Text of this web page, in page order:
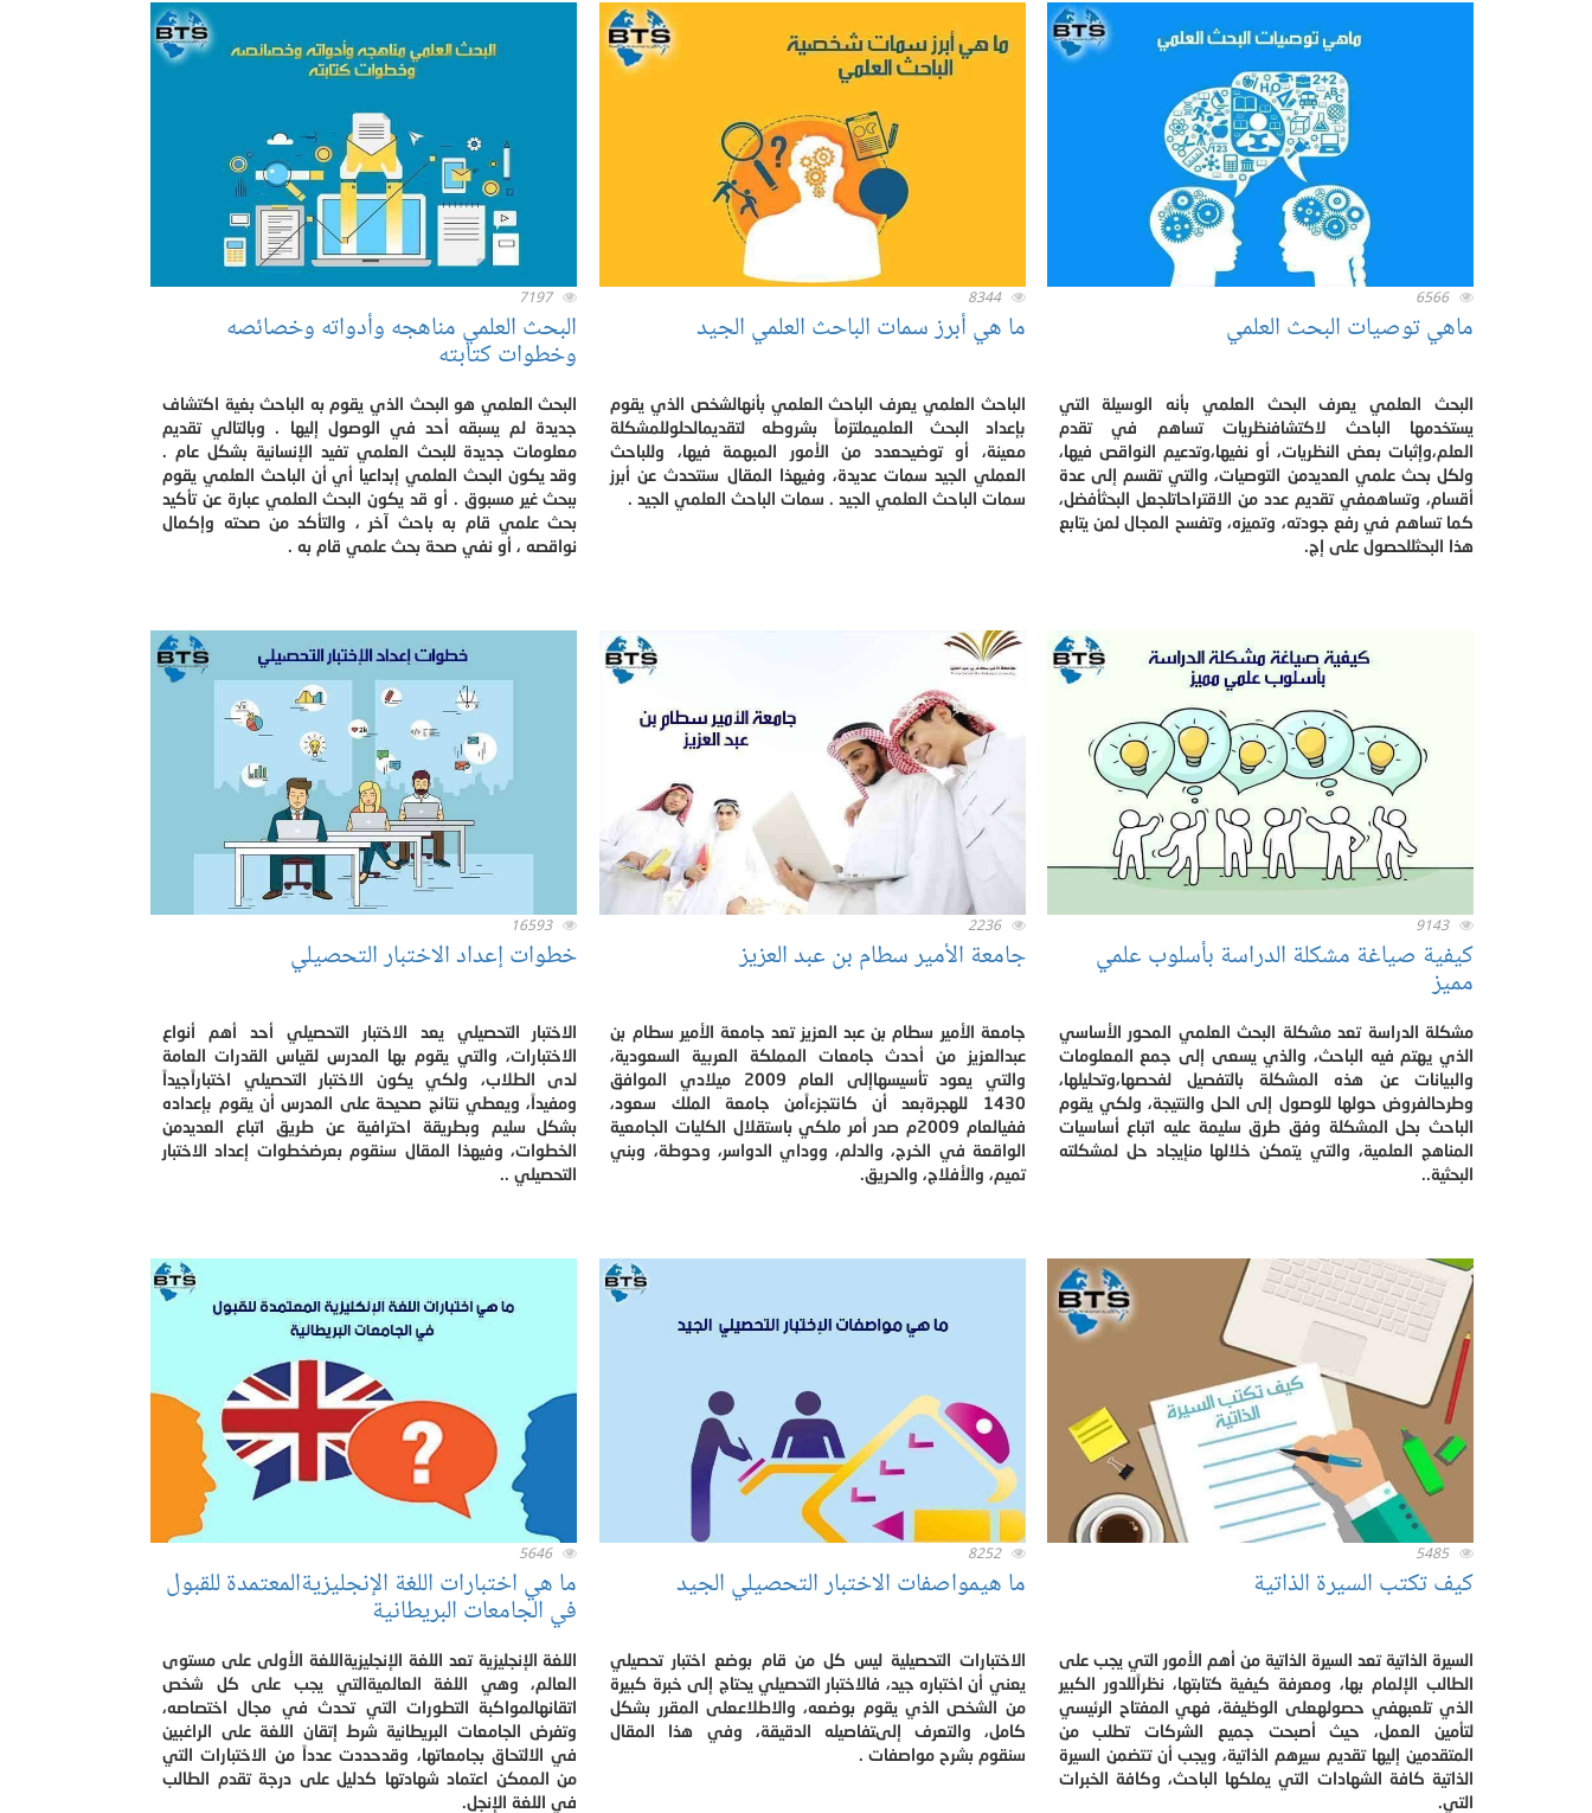
6566
ماهي توصيات البحث العلمي
البحث العلمي يعرف البحث العلمي بأنه الوسيلة التي
يستخدمها الباحث لاكتشافنظريات تساهم في تقدم
العلم،وإثبات بعض النظريات، أو نفيها،وتدعيم النواقص فيها،
ولكل بحث علمي العديدمن التوصيات، والتي تقسم إلى عدة
أقسام، وتساهمفي تقديم عدد من الاقتراحاتلجعل البحثأفضل،
كما تساهم في رفع جودته، وتميزه، وتفسح المجال لمن يتابع
هذا البحثللحصول على إج.
8344
ما هي أبرز سمات الباحث العلمي الجيد
الباحث العلمي يعرف الباحث العلمي بأنهالشخص الذي يقوم
بإعداد البحث العلميملتزماً بشروطه لتقديمالحلوللمشكلة
معينة، أو توضيحعدد من الأمور المبهمة فيها، وللباحث
العملي الجيد سمات عديدة، وفيهذا المقال سنتحدث عن أبرز
سمات الباحث العلمي الجيد . سمات الباحث العلمي الجيد .
7197
البحث العلمي مناهجه وأدواته وخصائصه
وخطوات كتابته
البحث العلمي هو البحث الذي يقوم به الباحث بغية اكتشاف
جديدة لم يسبقه أحد في الوصول إليها . وبالتالي تقديم
معلومات جديدة للبحث العلمي تفيد الإنسانية بشكل عام .
وقد يكون البحث العلمي إبداعيا أي أن الباحث العلمي يقوم
ببحث غير مسبوق . أو قد يكون البحث العلمي عبارة عن تأكيد
بحث علمي قام به باحث آخر ، والتأكد من صحته وإكمال
نواقصه ، أو نفي صحة بحث علمي قام به .
9143
كيفية صياغة مشكلة الدراسة بأسلوب علمي
مميز
مشكلة الدراسة تعد مشكلة البحث العلمي المحور الأساسي
الذي يهتم فيه الباحث، والذي يسعى إلى جمع المعلومات
والبيانات عن هذه المشكلة بالتفصيل لفحصها،وتحليلها،
وطرحالفروض حولها للوصول إلى الحل والنتيجة، ولكي يقوم
الباحث بحل المشكلة وفق طرق سليمة عليه اتباع أساسيات
المناهج العلمية، والتي يتمكن خلالها منإيجاد حل لمشكلته
البحثية..
2236
جامعة الأمير سطام بن عبد العزيز
جامعة الأمير سطام بن عبد العزيز تعد جامعة الأمير سطام بن
عبدالعزيز من أحدث جامعات المملكة العربية السعودية،
والتي يعود تأسيسهاإلى العام 2009 ميلادي الموافق
1430 للهجرةبعد أن كانتجزءاًمن جامعة الملك سعود،
ففيالعام 2009م صدر أمر ملكي باستقلال الكليات الجامعية
الواقعة في الخرج، والدلم، ووداي الدواسر، وحوطة، وبني
تميم، والأفلاج، والحريق.
16593
خطوات إعداد الاختبار التحصيلي
الاختبار التحصيلي يعد الاختبار التحصيلي أحد أهم أنواع
الاختبارات، والتي يقوم بها المدرس لقياس القدرات العامة
لدى الطلاب، ولكي يكون الاختبار التحصيلي اختباراًجيداً
ومفيداً، ويعطي نتائج صحيحة على المدرس أن يقوم بإعداده
بشكل سليم وبطريقة احترافية عن طريق اتباع العديدمن
الخطوات، وفيهذا المقال سنقوم بعرضخطوات إعداد الاختبار
التحصيلي ..
5485
كيف تكتب السيرة الذاتية
السيرة الذاتية تعد السيرة الذاتية من أهم الأمور التي يجب على
الطالب الإلمام بها، ومعرفة كيفية كتابتها، نظراًللدور الكبير
الذي تلعبهفي حصولهعلى الوظيفة، فهي المفتاح الرئيسي
لتأمين العمل، حيث أصبحت جميع الشركات تطلب من
المتقدمين إليها تقديم سيرهم الذاتية، ويجب أن تتضمن السيرة
الذاتية كافة الشهادات التي يملكها الباحث، وكافة الخبرات
التي.
8252
ما هيمواصفات الاختبار التحصيلي الجيد
الاختبارات التحصيلية ليس كل من قام بوضع اختبار تحصيلي
يعني أن اختباره جيد، فالاختبار التحصيلي يحتاج إلى خبرة كبيرة
من الشخص الذي يقوم بوضعه، والاطلاععلى المقرر بشكل
كامل، والتعرف إلىتفاصيله الدقيقة، وفي هذا المقال
سنقوم بشرح مواصفات .
5646
ما هي اختبارات اللغة الإنجليزيةالمعتمدة للقبول
في الجامعات البريطانية
اللغة الإنجليزية تعد اللغة الإنجليزيةاللغة الأولى على مستوى
العالم، وهي اللغة العالميةالتي يجب على كل شخص
اتقانهالمواكبة التطورات التي تحدث في مجال اختصاصه،
وتفرض الجامعات البريطانية شرط إتقان اللغة على الراغبين
في الالتحاق بجامعاتها، وقدحددت عدداً من الاختبارات التي
من الممكن اعتماد شهادتها كدليل على درجة تقدم الطالب
في اللغة الإنجل.